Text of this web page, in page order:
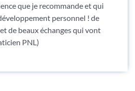
que je recommande et qui
personnel ! de
de beaux échanges qui vont
PNL)